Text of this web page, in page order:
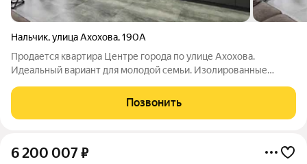
Нальчик,улица Ахохова,190А
Продается квартира Центре города по улице Ахохова.
Идеальный вариант для молодой семьи. Изолированные
ремонтом, готовый вариант для заселения Установлена
сейфовая дверь, что обеспечивает
Позвонить
6 200 007₽